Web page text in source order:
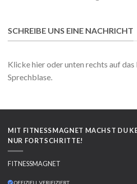
SCHREIBE UNS EINE NACHRICHT
Klicke hieroder unten rechts auf
Sprechblase.
MIT FITNESSMAGNET MACHST DU
NUR FORTSCHRITTE!
FITNESSMAGNET
OFFIZIELL VERIFIZIERT